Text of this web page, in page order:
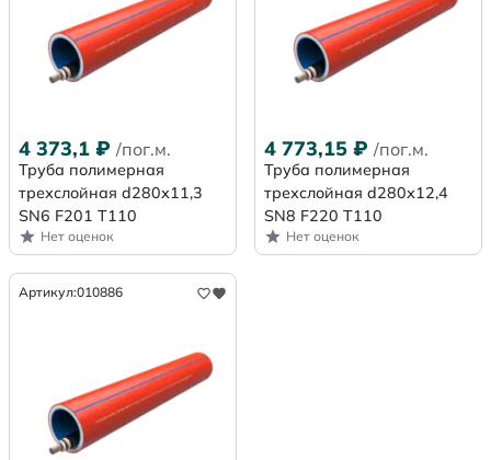
4 373,1 ₽ /пог.м.
Труба полимерная
трехслойная d280х11,3
SN6 F201 Т110
Нет оценок
4 773,15 ₽ /пог.м.
Труба полимерная
трехслойная d280х12,4
SN8 F220 Т110
Нет оценок
Артикул:010886